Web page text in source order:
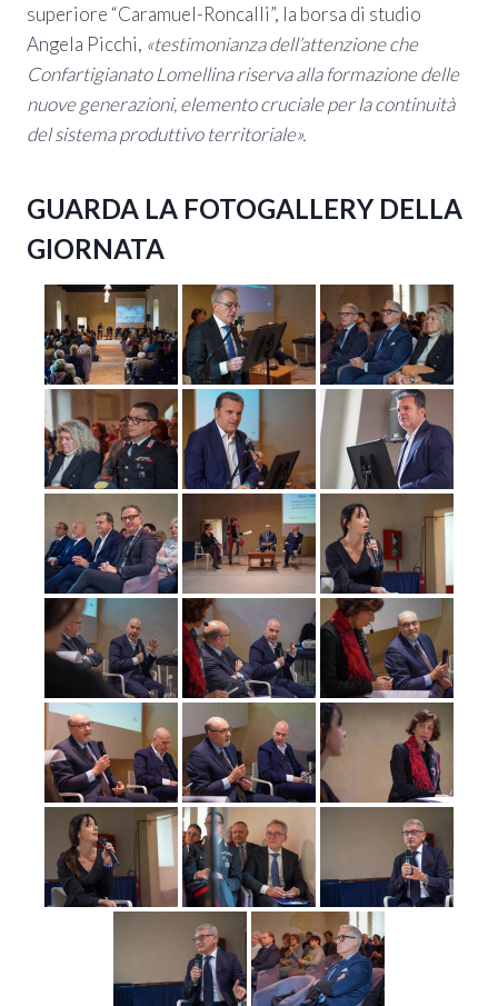
superiore “Caramuel-Roncalli”, la borsa di studio
Angela Picchi, «testimonianza dell’attenzione che
Confartigianato Lomellina riserva alla formazione delle
nuove generazioni, elemento cruciale per la continuità
del sistema produttivo territoriale».
GUARDA LA FOTOGALLERY DELLA
GIORNATA